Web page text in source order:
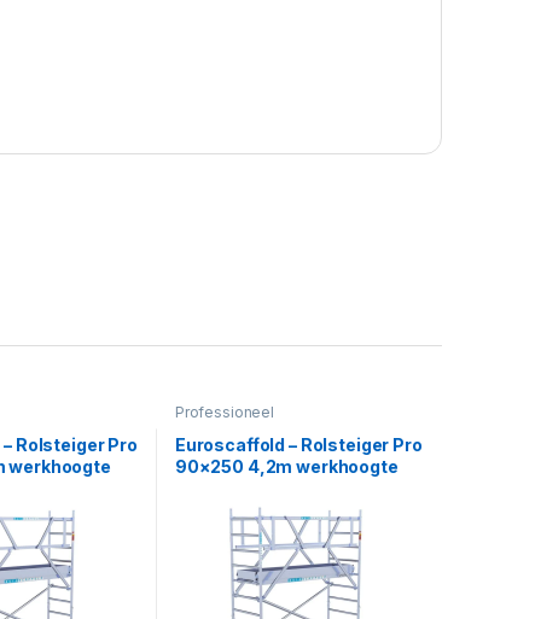
Rolsteiger Pro
werkhoogte
Professioneel
Euroscaffold – Rolsteiger Pro
90×250 4,2m werkhoogte